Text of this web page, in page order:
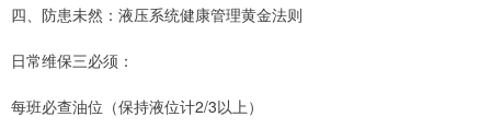
四、防患未然：液压系统健康管理黄金法则
日常维保三必须：
每班必查油位（保持液位计2/3以上）